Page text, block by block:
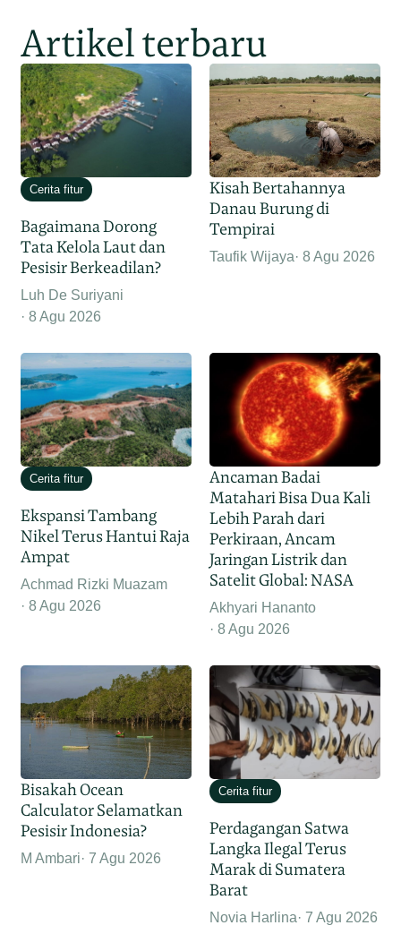
Artikel terbaru
Cerita fitur
Bagaimana Dorong
Tata Kelola Laut dan
Pesisir Berkeadilan?
Luh De Suriyani
8 Agu 2026
Kisah Bertahannya
Danau Burung di
Tempirai
Taufik Wijaya 8 Agu 2026
Cerita fitur
Ekspansi Tambang
Nikel Terus Hantui Raja
Ampat
Achmad Rizki Muazam
8 Agu 2026
Ancaman Badai
Matahari Bisa Dua Kali
Lebih Parah dari
Perkiraan, Ancam
Jaringan Listrik dan
Satelit Global: NASA
Akhyari Hananto
8 Agu 2026
Bisakah Ocean
Calculator Selamatkan
Pesisir Indonesia?
M Ambari 7 Agu 2026
Cerita fitur
Perdagangan Satwa
Langka Ilegal Terus
Marak di Sumatera
Barat
Novia Harlina 7 Agu 2026